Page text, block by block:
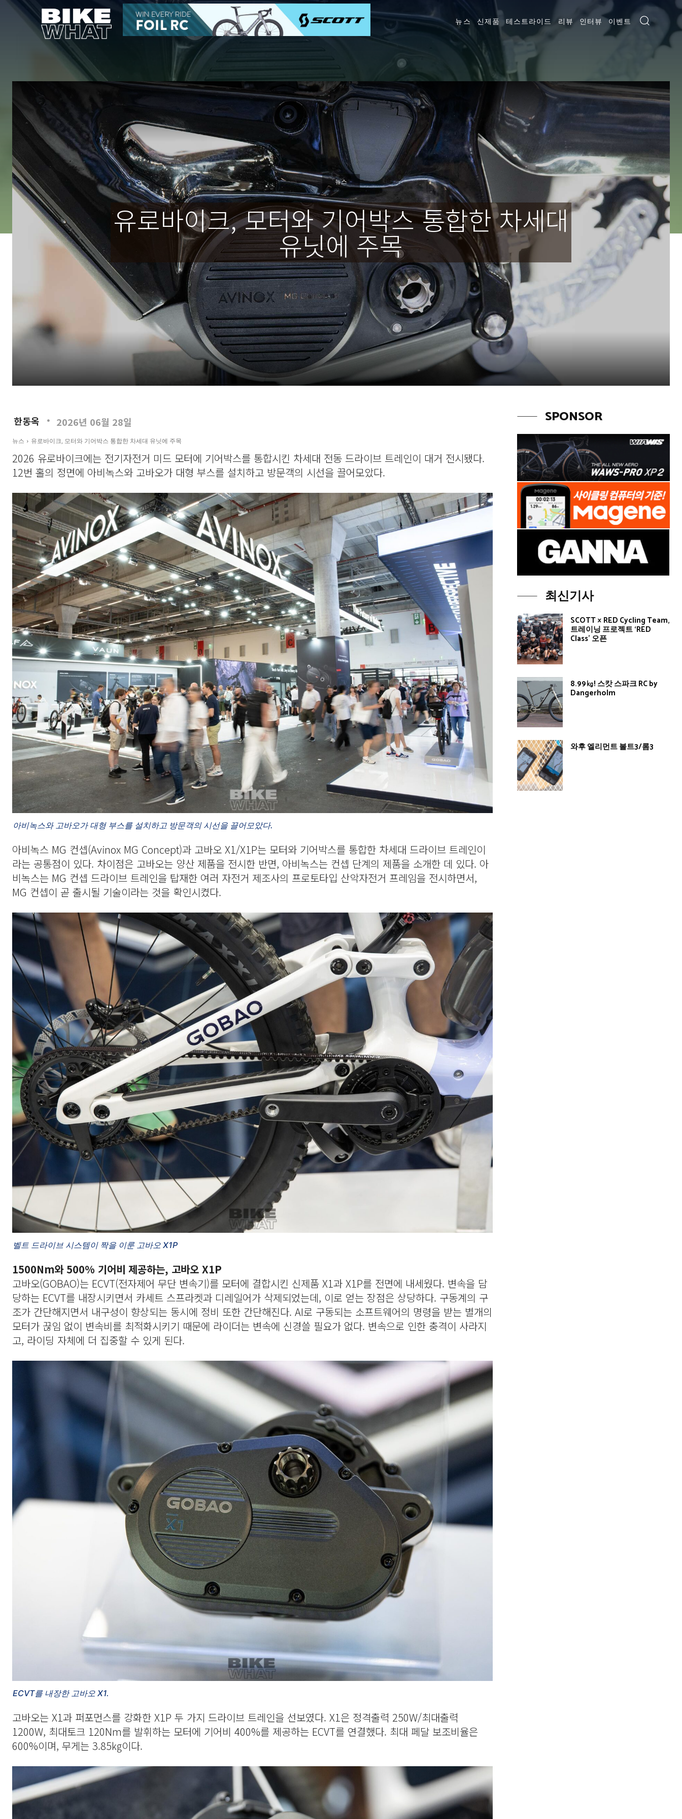
뉴스 신제품 테스트라이드 리뷰 인터뷰 이벤트
뉴스
유로바이크, 모터와 기어박스 통합한 차세대
유닛에 주목
한동옥 2026년 06월 28일
뉴스 유로바이크, 모터와 기어박스 통합한 차세대 유닛에 주목
2026 유로바이크에는 전기자전거 미드 모터에 기어박스를 통합시킨 차세대 전동 드라이브 트레인이 대거 전시됐다.
12번 홀의 정면에 아비녹스와 고바오가 대형 부스를 설치하고 방문객의 시선을 끌어모았다.
아비녹스와 고바오가 대형 부스를 설치하고 방문객의 시선을 끌어모았다.
아비녹스 MG 컨셉(Avinox MG Concept)과 고바오 X1/X1P는 모터와 기어박스를 통합한 차세대 드라이브 트레인이
라는 공통점이 있다. 차이점은 고바오는 양산 제품을 전시한 반면, 아비녹스는 컨셉 단계의 제품을 소개한 데 있다. 아
비녹스는 MG 컨셉 드라이브 트레인을 탑재한 여러 자전거 제조사의 프로토타입 산악자전거 프레임을 전시하면서,
MG 컨셉이 곧 출시될 기술이라는 것을 확인시켰다.
벨트 드라이브 시스템이 짝을 이룬 고바오 X1P
1500Nm와 500% 기어비 제공하는, 고바오 X1P
고바오(GOBAO)는 ECVT(전자제어 무단 변속기)를 모터에 결합시킨 신제품 X1과 X1P를 전면에 내세웠다. 변속을 담
당하는 ECVT를 내장시키면서 카세트 스프라켓과 디레일어가 삭제되었는데, 이로 얻는 장점은 상당하다. 구동계의 구
조가 간단해지면서 내구성이 향상되는 동시에 정비 또한 간단해진다. AI로 구동되는 소프트웨어의 명령을 받는 별개의
모터가 끊임 없이 변속비를 최적화시키기 때문에 라이더는 변속에 신경쓸 필요가 없다. 변속으로 인한 충격이 사라지
고, 라이딩 자체에 더 집중할 수 있게 된다.
ECVT를 내장한 고바오 X1.
고바오는 X1과 퍼포먼스를 강화한 X1P 두 가지 드라이브 트레인을 선보였다. X1은 정격출력 250W/최대출력
1200W, 최대토크 120Nm를 발휘하는 모터에 기어비 400%를 제공하는 ECVT를 연결했다. 최대 페달 보조비율은
600%이며, 무게는 3.85㎏이다.
SPONSOR
최신기사
SCOTT × RED Cycling Team,
트레이닝 프로젝트 ‘RED
Class’ 오픈
8.99㎏! 스캇 스파크 RC by
Dangerholm
와후 엘리먼트 볼트3/롬3